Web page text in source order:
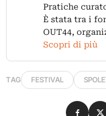
Pratiche
È stata tra i
OUT44,
Scopri di più
TAG FESTIVAL